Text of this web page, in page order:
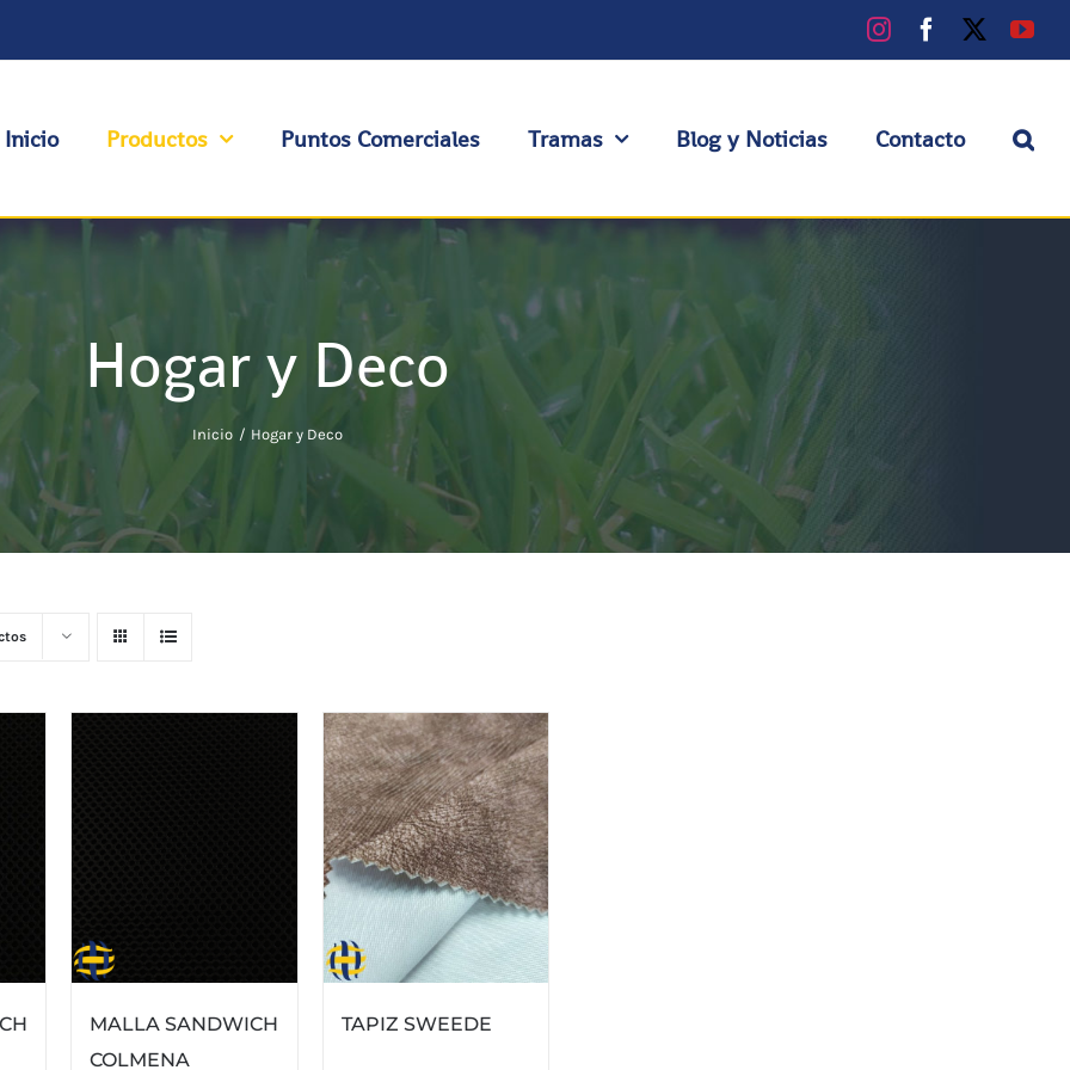
InstagramFacebook
Inicio Productos Puntos Comerciales Tramas Blog y Noticias Contacto
Hogar y Deco
Inicio Hogar y Deco
MALLA SANDWICH
COLMENA
TAPIZ SWEEDE